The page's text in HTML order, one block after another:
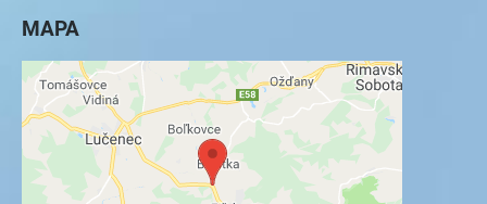
MAPA
Externý obsah je blokovaný Voľbami
súkromia
Prajete si načítať externý obsah?